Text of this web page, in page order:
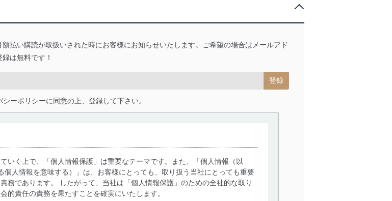
払い購読が取扱いされた時にお客様にお知らせいたします。ご希望の場合はメールアド
は無料です！
シーポリシーに同意の上、登録して下さい。
いく上で、「個人情報保護」は重要なテーマです。また、「個人情報（以
人情報を意味する）」は、お客様にとっても、取り扱う当社にとっても重要
務であります。 したがって、当社は「個人情報保護」のための全社的な取り
的責任の責務を果たすことを確実にいたします。